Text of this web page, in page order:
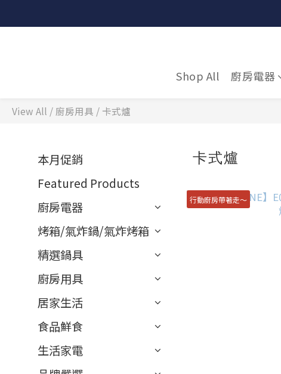
Shop All 廚房電器
View All / 廚房用具 / 卡式爐
本月促銷
Featured Products
廚房電器
烤箱/氣炸鍋/氣炸烤箱
精選鍋具
廚房用具
居家生活
食品鮮食
生活家電
卡式爐
行動廚房帶著走～